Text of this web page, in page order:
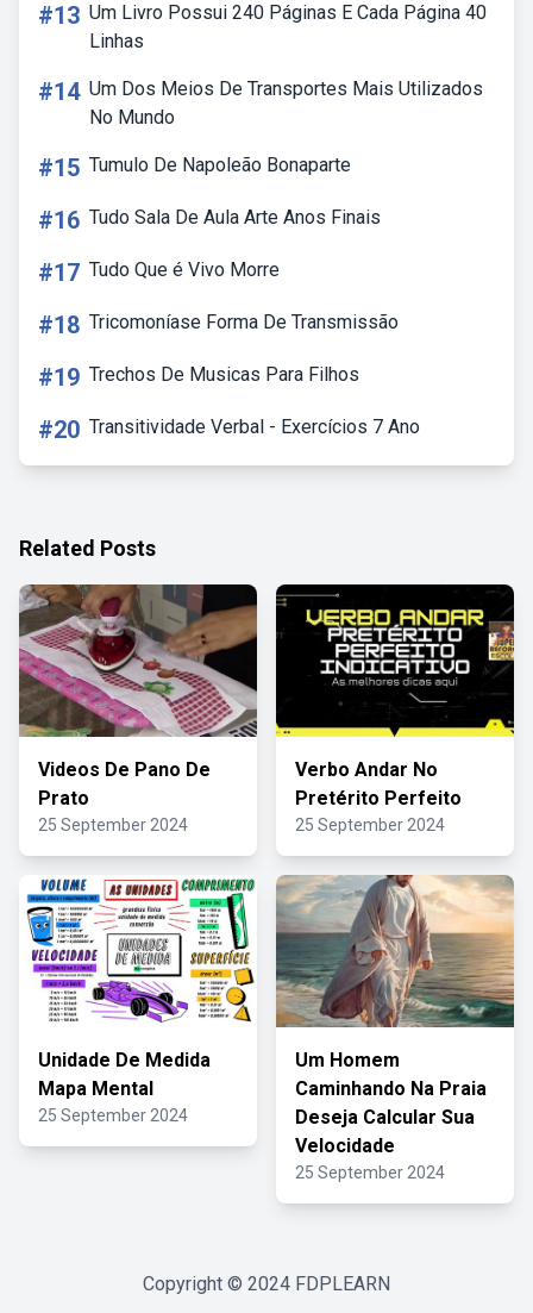
#13 Um Livro Possui 240 Páginas E Cada Página 40
Linhas
#14 Um Dos Meios De Transportes Mais Utilizados
No Mundo
#15 Tumulo De Napoleão Bonaparte
#16 Tudo Sala De Aula Arte Anos Finais
#17 Tudo Que é Vivo Morre
#18 Tricomoníase Forma De Transmissão
#19 Trechos De Musicas Para Filhos
#20 Transitividade Verbal - Exercícios 7 Ano
Related Posts
Videos De Pano De
Prato
25 September 2024
Verbo Andar No
Pretérito Perfeito
25 September 2024
Unidade De Medida
Mapa Mental
25 September 2024
Um Homem
Caminhando Na Praia
Deseja Calcular Sua
Velocidade
25 September 2024
Copyright © 2024 FDPLEARN